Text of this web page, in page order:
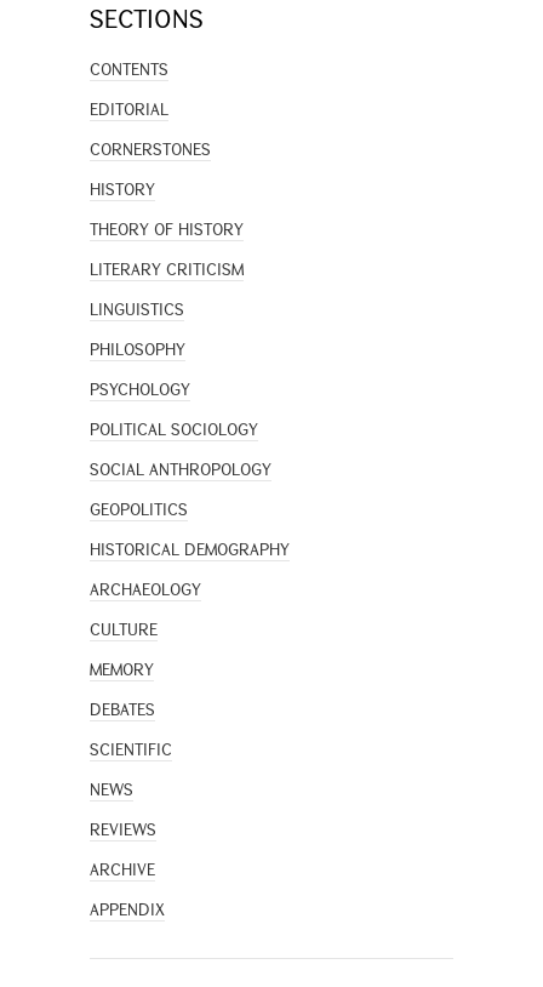
SECTIONS
CONTENTS
EDITORIAL
CORNERSTONES
HISTORY
THEORY OF HISTORY
LITERARY CRITICISM
LINGUISTICS
PHILOSOPHY
PSYCHOLOGY
POLITICAL SOCIOLOGY
SOCIAL ANTHROPOLOGY
GEOPOLITICS
HISTORICAL DEMOGRAPHY
ARCHAEOLOGY
CULTURE
MEMORY
DEBATES
SCIENTIFIC
NEWS
REVIEWS
ARCHIVE
APPENDIX